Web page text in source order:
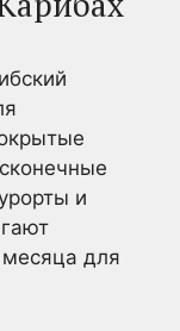
и
для